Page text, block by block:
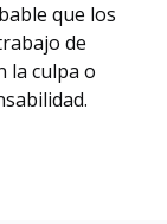
que los
de
la culpa o